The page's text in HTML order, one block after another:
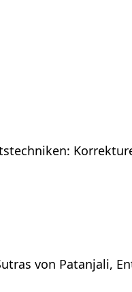
von Patanjali,